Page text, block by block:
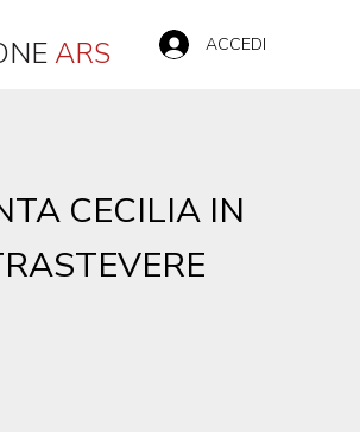
ARS ACCEDI
CECILIA IN